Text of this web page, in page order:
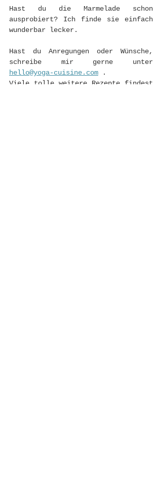
Hast du die Marmelade schon
ausprobiert? Ich finde sie einfach
wunderbar lecker.
Hast du Anregungen oder Wünsche,
hello@yoga-cuisine.com .
Viele tolle weitere Rezepte findest